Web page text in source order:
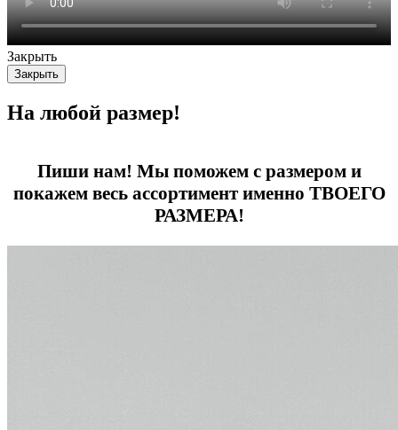
Закрыть
Закрыть
На любой размер!
Пиши нам! Мы поможем с размером и
покажем весь ассортимент именно ТВОЕГО
РАЗМЕРА!